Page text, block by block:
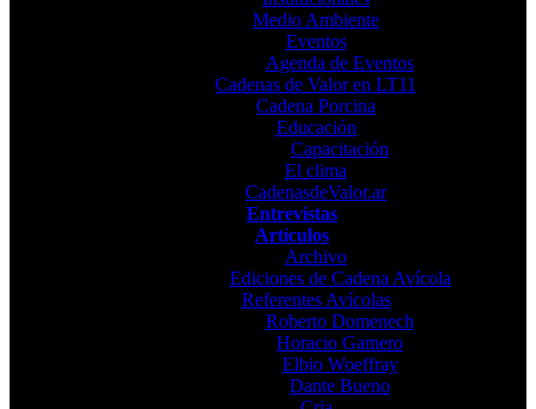
Medio Ambiente
Eventos
Agenda de Eventos
Cadenas de Valor en LT11
Cadena Porcina
Educación
Capacitación
El clima
CadenasdeValor.ar
Entrevistas
Artículos
Archivo
Ediciones de Cadena Avícola
Referentes Avícolas
Roberto Domenech
Horacio Gamero
Elbio Woeffray
Dante Bueno